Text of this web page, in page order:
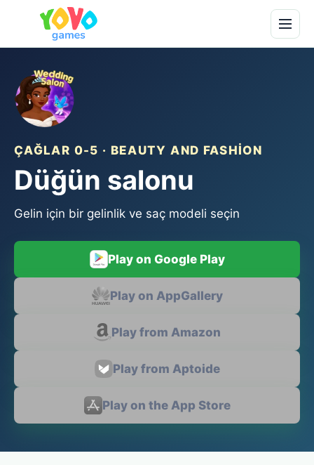
ÇAĞLAR 0-5 · BEAUTY AND FASHION
Düğün salonu
Gelin için bir gelinlik ve saç modeli seçin
Play on Google Play
Play on AppGallery
Play from Amazon
Play from Aptoide
Play on the App Store